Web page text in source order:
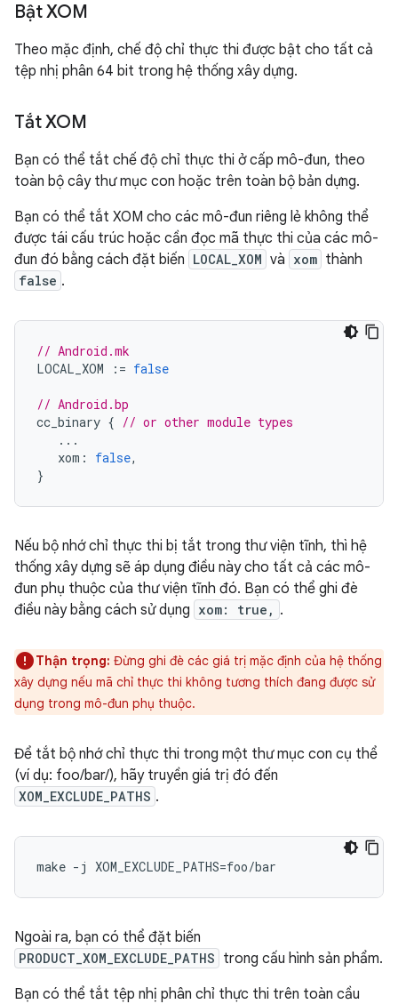
Bật XOM
Theo mặc định, chế độ chỉ thực thi được bật cho tất cả
tệp nhị phân 64 bit trong hệ thống xây dựng.
Tắt XOM
Bạn có thể tắt chế độ chỉ thực thi ở cấp mô-đun, theo
toàn bộ cây thư mục con hoặc trên toàn bộ bản dựng.
Bạn có thể tắt XOM cho các mô-đun riêng lẻ không thể
được tái cấu trúc hoặc cần đọc mã thực thi của các mô-
đun đó bằng cách đặt biến LOCAL_XOM và xom thành
false .
// Android.mk
LOCAL_XOM
:= false
// Android.bp
cc_binary { // or other module types
...
xom : false,
}
Nếu bộ nhớ chỉ thực thi bị tắt trong thư viện tĩnh, thì hệ
thống xây dựng sẽ áp dụng điều này cho tất cả các mô-
đun phụ thuộc của thư viện tĩnh đó. Bạn có thể ghi đè
điều này bằng cách sử dụng xom: true, .
Thận trọng: Đừng ghi đè các giá trị mặc định của hệ thống
xây dựng nếu mã chỉ thực thi không tương thích đang được sử
dụng trong mô-đun phụ thuộc.
Để tắt bộ nhớ chỉ thực thi trong một thư mục con cụ thể
(ví dụ: foo/bar/), hãy truyền giá trị đó đến
XOM_EXCLUDE_PATHS .
make -j XOM_EXCLUDE_PATHS=foo/bar
Ngoài ra, bạn có thể đặt biến
PRODUCT_XOM_EXCLUDE_PATHS trong cấu hình sản phẩm.
Bạn có thể tắt tệp nhị phân chỉ thực thi trên toàn cầu